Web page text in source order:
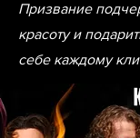
Призвание
красоту и
себе каждому